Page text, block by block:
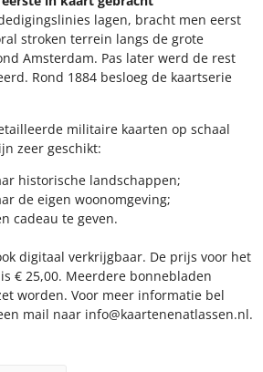
lagen, bracht men eerst
stroken terrein langs de grote
Amsterdam. Pas later werd de rest
Rond 1884 besloeg de kaartserie
militaire kaarten op schaal
zeer geschikt:​
historische landschappen;
de eigen woonomgeving;
cadeau te geven.
digitaal verkrijgbaar. De prijs voor het
€ 25,00. Meerdere bonnebladen
worden. Voor meer informatie bel
mail naar info@kaartenenatlassen.nl.